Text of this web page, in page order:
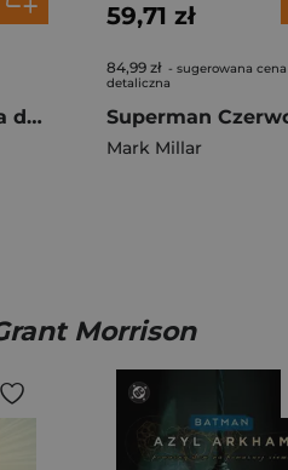
Pan Higgins wraca do domu
59,71 zł
84,99 zł - sugerowana cena
detaliczna
Mark Millar
Morrison